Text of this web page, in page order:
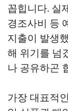
꼽힙니다. 실
경조사비 등
지출이 발생
해 위기를 넘
나 공유하곤
가장 대표적